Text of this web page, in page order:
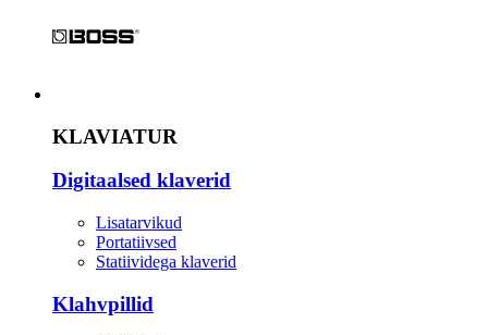
KLAVIATUR
Digitaalsed klaverid
Lisatarvikud
Portatiivsed
Statiividega klaverid
Klahvpillid